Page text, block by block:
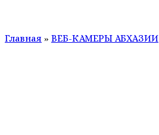
Главная » ВЕБ-КАМЕРЫ АБХАЗИИ